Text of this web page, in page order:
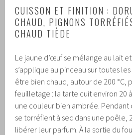
CUISSON ET FINITION :
CHAUD, PIGNONS
CHAUD TIÈDE
Le jaune d’œuf se mélange au lait
s’applique au pinceau sur toutes
être bien chaud, autour de 200 °C,
feuilletage : la tarte cuit environ 20
une couleur bien ambrée. Pendant
se torréfient à sec dans une poêle,
libérer leur parfum. À la sortie du